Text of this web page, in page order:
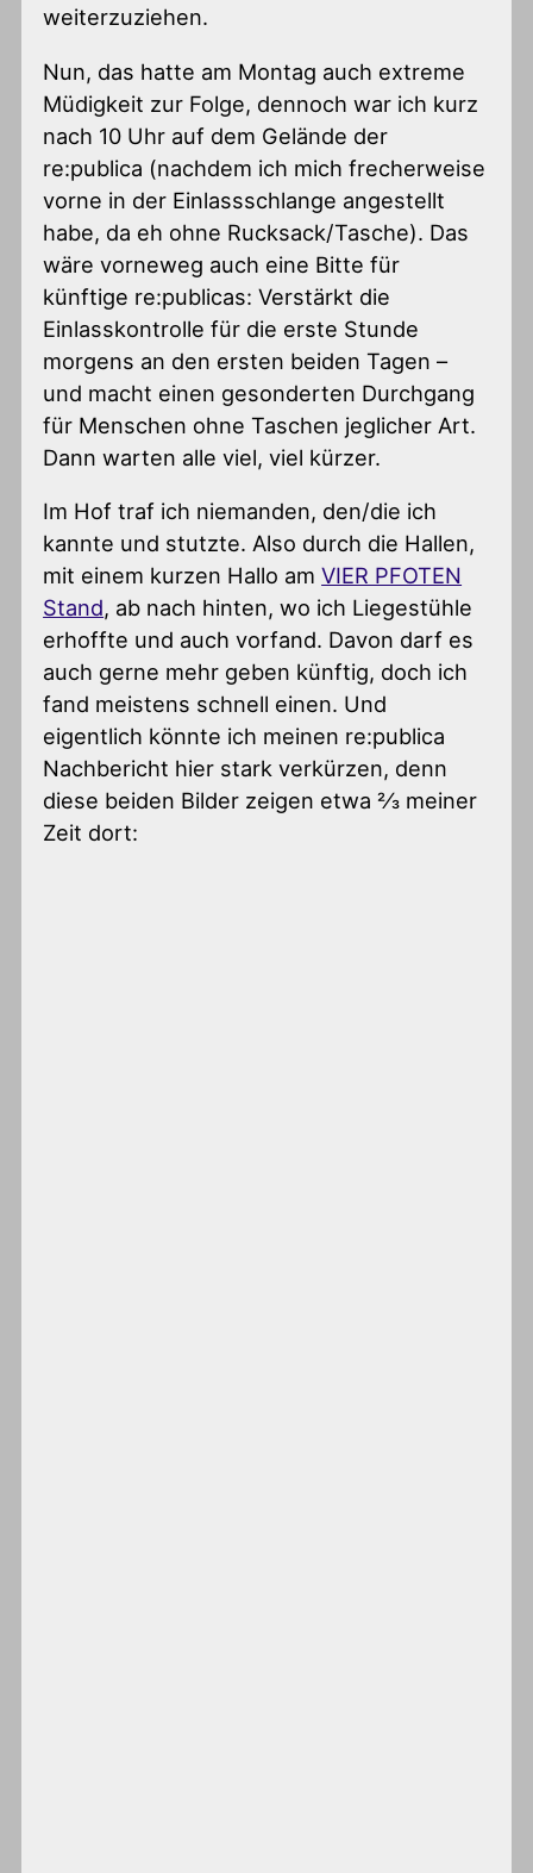
weiterzuziehen.
Nun, das hatte am Montag auch extreme
Müdigkeit zur Folge, dennoch war ich kurz
nach 10 Uhr auf dem Gelände der
re:publica (nachdem ich mich frecherweise
vorne in der Einlassschlange angestellt
habe, da eh ohne Rucksack/Tasche). Das
wäre vorneweg auch eine Bitte für
künftige re:publicas: Verstärkt die
Einlasskontrolle für die erste Stunde
morgens an den ersten beiden Tagen –
und macht einen gesonderten Durchgang
für Menschen ohne Taschen jeglicher Art.
Dann warten alle viel, viel kürzer.
Im Hof traf ich niemanden, den/die ich
kannte und stutzte. Also durch die Hallen,
mit einem kurzen Hallo amVIER PFOTEN
Stand, ab nach hinten, wo ich Liegestühle
erhoffte und auch vorfand. Davon darf es
auch gerne mehr geben künftig, doch ich
fand meistens schnell einen. Und
eigentlich könnte ich meinen re:publica
Nachbericht hier stark verkürzen, denn
diese beiden Bilder zeigen etwa 2⁄3 meiner
Zeit dort: